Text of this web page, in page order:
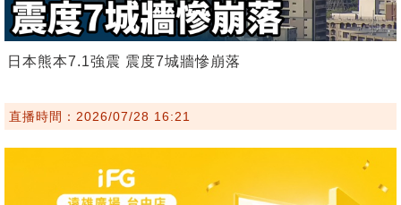
日本熊本7.1強震 震度7城牆慘崩落
直播時間：2026/07/28 16:21